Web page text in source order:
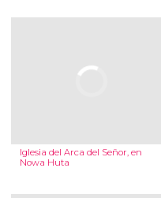
Iglesia del Arca del Señor, en
Nowa Huta